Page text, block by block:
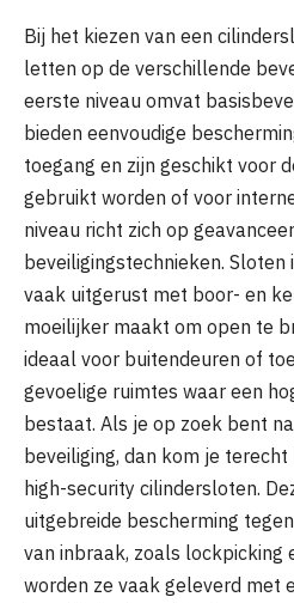
Bij het kiezen van een
letten op de verschillende
eerste niveau omvat
bieden eenvoudige
toegang en zijn geschikt voor
gebruikt worden of voor
niveau richt zich op
beveiligingstechnieken.
vaak uitgerust met boor- en
moeilijker maakt om open te
ideaal voor buitendeuren of
gevoelige ruimtes waar een
bestaat. Als je op zoek bent
beveiliging, dan kom je
high-security cilindersloten.
uitgebreide bescherming
van inbraak, zoals lockpicking
worden ze vaak geleverd met